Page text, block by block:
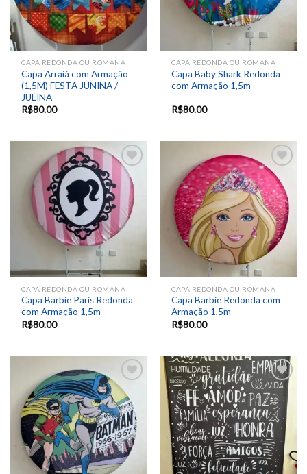
CAPA REDONDA OU ROMANA
Capa Arraiá com Armação
(1,5M) FESTA JUNINA /
JULINA
R$80.00
CAPA REDONDA OU ROMANA
Capa Baby Shark Redonda
com Armação 1,5m
R$80.00
Add to
wishlist
CAPA REDONDA OU ROMANA
Capa Barbie Paris Redonda
com Armação 1,5m
R$80.00
Add to
wishlist
CAPA REDONDA OU ROMANA
Capa Barbie Redonda com
Armação 1,5m
R$80.00
Add to
wishlist
Add to
wishlist